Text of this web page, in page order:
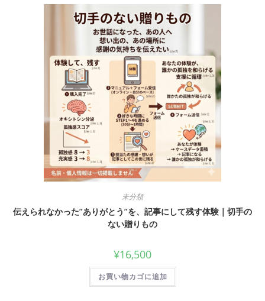
未分類
伝えられなかった”ありがとう”を、記事にして残す体験｜切手の
ない贈りもの
¥16,500
お買い物カゴに追加